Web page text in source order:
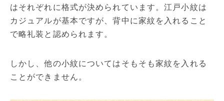
はそれぞれに格式が決められています。江戸小紋は
カジュアルが基本ですが、背中に家紋を入れること
で略礼装と認められます。
しかし、他の小紋についてはそもそも家紋を入れる
ことができません。